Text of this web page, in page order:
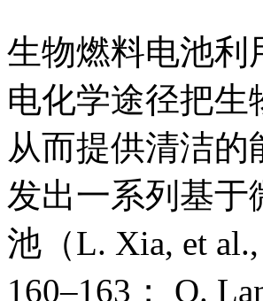
生物燃料电池利
电化学途径把生
从而提供清洁
发出一系列基于
池（L. Xia, et
160–163； Q.